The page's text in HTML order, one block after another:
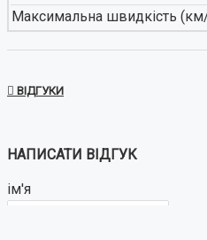
Максимальна швидкість
ВІДГУКИ
НАПИСАТИ ВІДГУК
ім'я